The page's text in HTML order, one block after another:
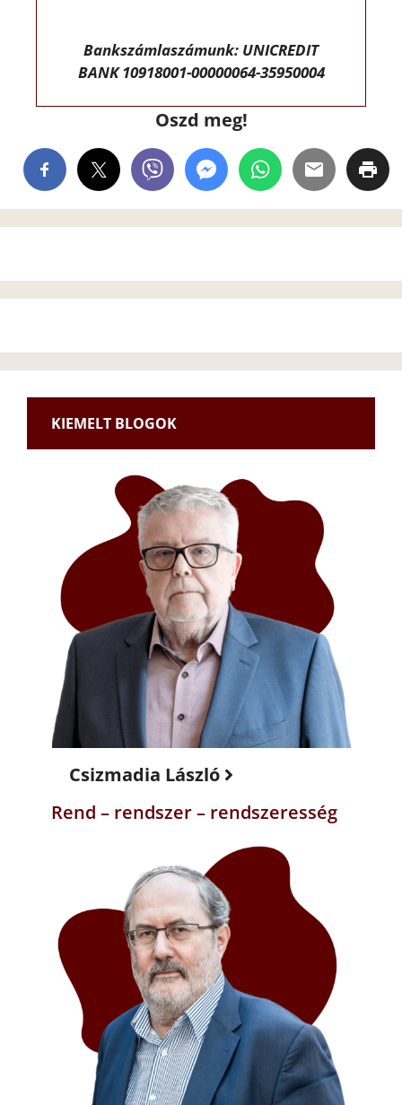
Bankszámlaszámunk: UNICREDIT
BANK 10918001-00000064-35950004
Oszd meg!
KIEMELT BLOGOK
Csizmadia László
Rend – rendszer – rendszeresség